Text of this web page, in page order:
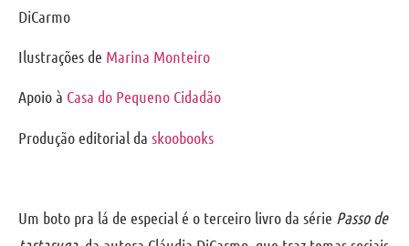
DiCarmo
Ilustrações de Marina Monteiro
Apoio à Casa do Pequeno Cidadão
Produção editorial da skoobooks
Um boto pra lá de especial é o terceiro livro da série Passo de